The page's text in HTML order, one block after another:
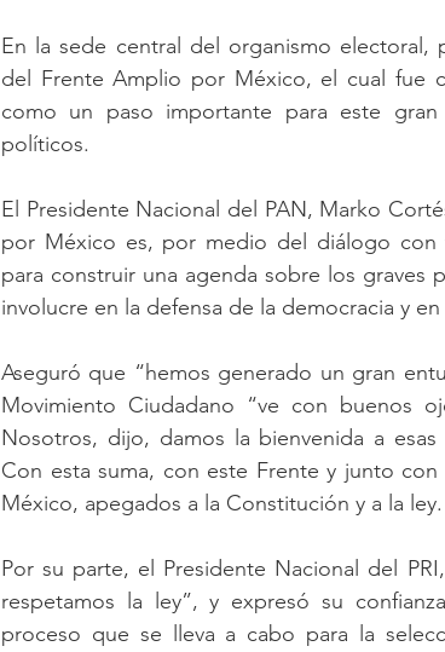
En la sede central del organismo electoral,
del Frente Amplio por México, el cual fue
como un paso importante para este
políticos.
El Presidente Nacional del PAN, Marko
por México es, por medio del diálogo con
para construir una agenda sobre los graves
involucre en la defensa de la democracia y
Aseguró que “hemos generado un gran
Movimiento Ciudadano “ve con buenos
Nosotros, dijo, damos la bienvenida a
Con esta suma, con este Frente y junto
México, apegados a la Constitución y a la ley.
Por su parte, el Presidente Nacional del
respetamos la ley”, y expresó su
proceso que se lleva a cabo para la